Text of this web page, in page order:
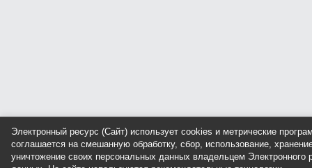
Электронный ресурс (Сайт) использует cookies и метрические
соглашается на смешанную обработку, сбор, использование,
уничтожение своих персональных данных владельцем Электронного